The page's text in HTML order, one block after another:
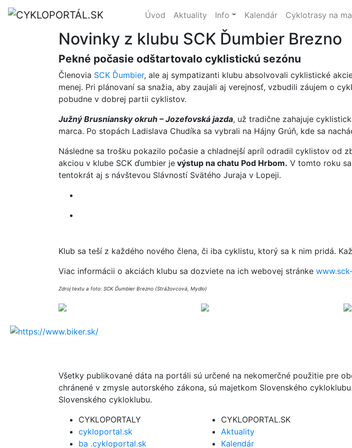
Úvod Aktuality Info Kalendár Cyklotrasy na
Novinky z klubu SCK Ďumbier Brezno
Pekné počasie odštartovalo cyklistickú sezónu
Členovia SCK Ďumbier, ale aj sympatizanti klubu absolvovali cyklistické
menej. Pri plánovaní sa snažia, aby zaujali aj verejnosť, vzbudili záujem o
pobudne v dobrej partii cyklistov.
Južný Brusniansky okruh – Jozefovská jazda, už tradične zahajuje
marca. Po stopách Ladislava Chudíka sa vybrali na Hájny Grúň, kde sa
Následne sa trošku pokazilo počasie a chladnejší apríl odradil cyklistov od
akciou v klube SCK ďumbier je výstup na chatu Pod Hrbom. V tomto roku
tentokrát aj s návštevou Slávností Svätého Juraja v Lopeji.
Klub sa teší z každého nového člena, či iba cyklistu, ktorý sa k nim pridá.
Viac informácii o akciách klubu sa dozviete na ich webovej stránke
Zdroj textu a foto: SCK Ďumbier Brezno (Strážovcová, Mydlo)
Všetky publikované dáta na portáli sú určené na nekomerčné použitie pre
chránené v zmysle autorského zákona, sú majetkom Slovenského
Slovenského cykloklubu.
CYKLOPORTALY
cykloportal.sk
ba .cykloportal.sk
CYKLOPORTAL.SK
Aktuality
Kalendár